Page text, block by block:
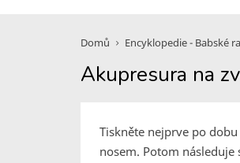
Domů Encyklopedie - Babské
Akupresura na
Tiskněte nejprve po
nosem. Potom